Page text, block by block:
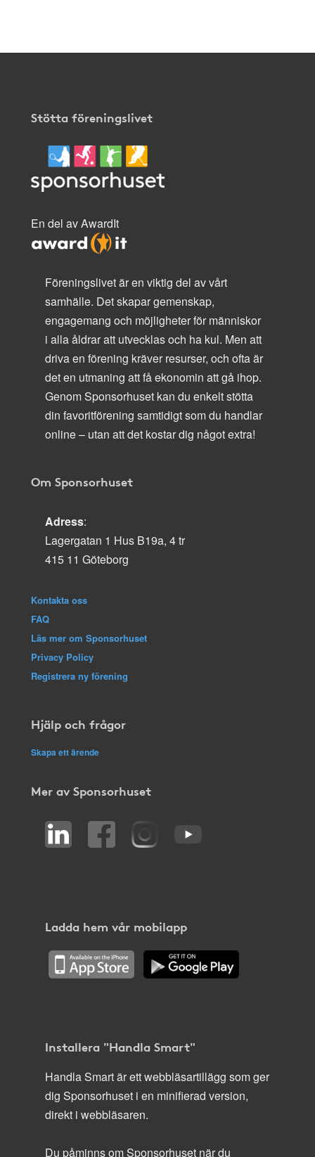
Stötta föreningslivet
En del av AwardIt
Föreningslivet är en viktig del av vårt
samhälle. Det skapar gemenskap,
engagemang och möjligheter för människor
i alla åldrar att utvecklas och ha kul. Men att
driva en förening kräver resurser, och ofta är
det en utmaning att få ekonomin att gå ihop.
Genom Sponsorhuset kan du enkelt stötta
din favoritförening samtidigt som du handlar
online – utan att det kostar dig något extra!
Om Sponsorhuset
Adress:
Lagergatan 1 Hus B19a, 4 tr
415 11 Göteborg
Kontakta oss
FAQ
Läs mer om Sponsorhuset
Privacy Policy
Registrera ny förening
Hjälp och frågor
Skapa ett ärende
Mer av Sponsorhuset
Ladda hem vår mobilapp
Installera "Handla Smart"
Handla Smart är ett webbläsartillägg som ger
dig Sponsorhuset i en minifierad version,
direkt i webbläsaren.
Du påminns om Sponsorhuset när du